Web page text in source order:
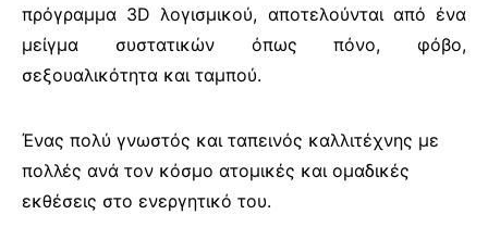
πρόγραμμα 3D λογισμικού, αποτελούνται από ένα
μείγμα συστατικών όπως πόνο, φόβο,
σεξουαλικότητα και ταμπού.
Ένας πολύ γνωστός και ταπεινός καλλιτέχνης με
πολλές ανά τον κόσμο ατομικές και ομαδικές
εκθέσεις στο ενεργητικό του.